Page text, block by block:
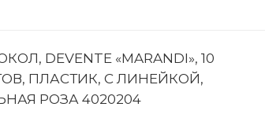
DEVENTE «MARANDI», 10
ПЛАСТИК, С ЛИНЕЙКОЙ,
РОЗА 4020204